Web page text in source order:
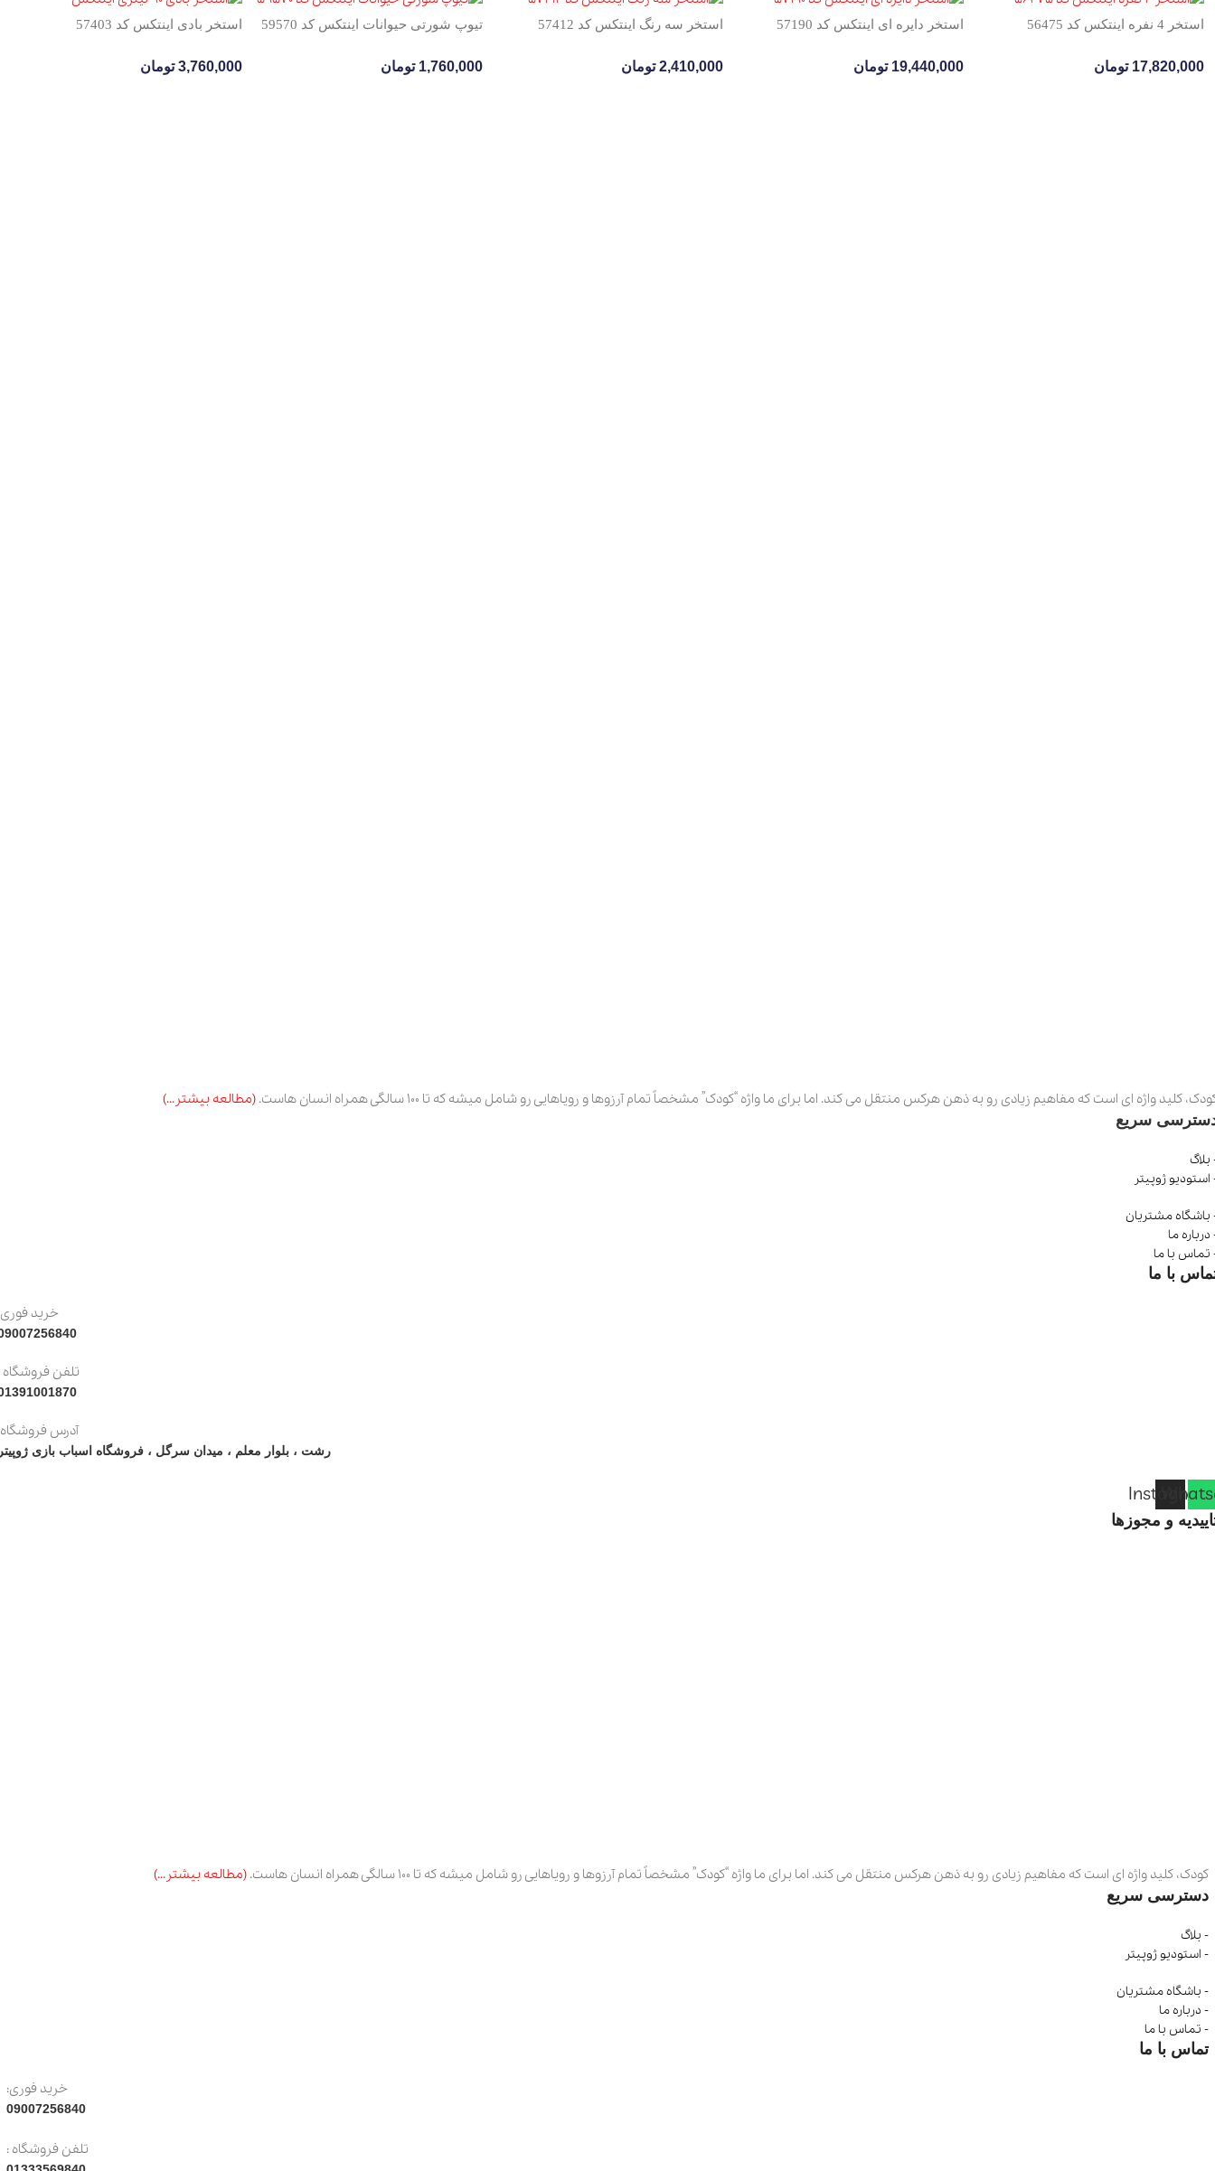
استخر 4 نفره اینتکس کد 56475
17,820,000 تومان
استخر دایره ای اینتکس کد 57190
19,440,000 تومان
استخر سه رنگ اینتکس کد 57412
2,410,000 تومان
تیوپ شورتی حیوانات اینتکس کد 59570
1,760,000 تومان
استخر بادی اینتکس کد 57403
3,760,000 تومان
کلید واژه ای است که مفاهیم زیادی رو به ذهن هرکس منتقل می کند. اما برای ما واژه “کودک” مشخصاً تمام آرزوها و رویاهایی رو شامل میشه که تا 100 سالگی همراه انسان هاست.
(مطالعه بیشتر…)
سریع
بلاگ
استودیو ژوپیتر
باشگاه مشتریان
درباره ما
تماس با ما
با ما
خرید
تلفن فروشگاه
آدرس
رشت ، بلوار معلم ، میدان سرگل ، فروشگاه اسباب بازی
Instagram
و مجوزها
کودک، کلید واژه ای است که مفاهیم زیادی رو به ذهن هرکس منتقل می کند. اما برای ما واژه “کودک” مشخصاً تمام آرزوها و رویاهایی رو شامل میشه که تا 100 سالگی همراه انسان هاست.
(مطالعه بیشتر…)
دسترسی سریع
- بلاگ
- استودیو ژوپیتر
- باشگاه مشتریان
- درباره ما
- تماس با ما
تماس با ما
خرید فوری:
09007256840
تلفن فروشگاه :